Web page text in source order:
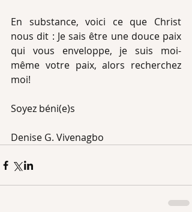
En substance, voici ce que Christ
nous dit : Je sais être une douce paix
qui vous enveloppe, je suis moi-
même votre paix, alors recherchez
moi!
Soyez béni(e)s
Denise G. Vivenagbo